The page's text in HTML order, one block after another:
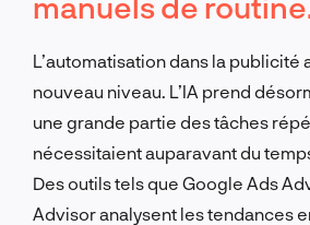
L’automatisation dans la publicité
nouveau niveau. L’IA prend
une grande partie des tâches
nécessitaient auparavant du
Des outils tels que Google Ads
Advisor analysent les tendances